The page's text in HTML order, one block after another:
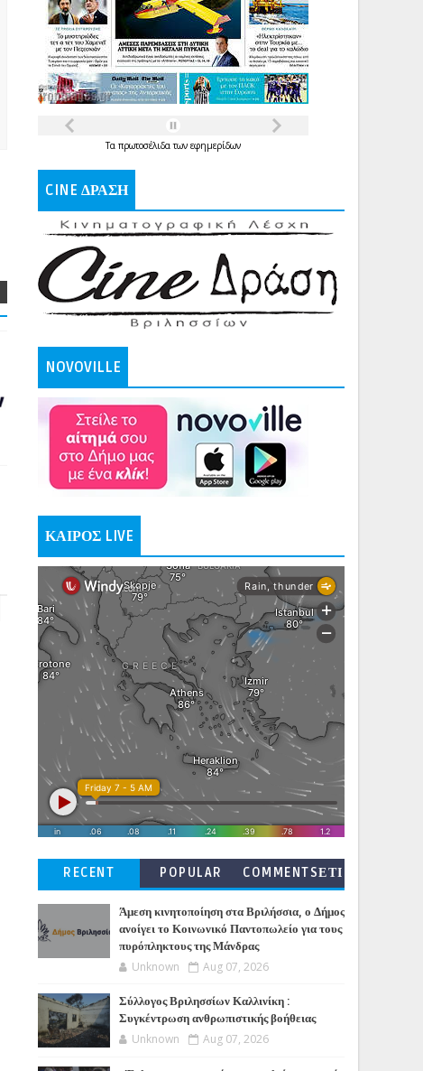
Τα πρωτοσέλιδατων εφημερίδων
CINE ΔΡΑΣΗ
NOVOVILLE
ΚΑΙΡΟΣ LIVE
RECENT POPULAR
COMMENTSΕΤΙ
Άμεση κινητοποίηση στα Βριλήσσια, ο Δήμος
ανοίγει το Κοινωνικό Παντοπωλείο για τους
πυρόπληκτους της Μάνδρας
Unknown Aug 07, 2026
Σύλλογος Βριλησσίων Καλλινίκη :
Συγκέντρωση ανθρωπιστικής βοήθειας
Unknown Aug 07, 2026